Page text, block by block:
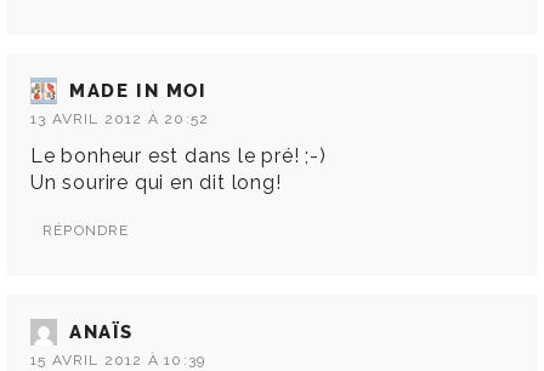
MADE IN MOI
13 AVRIL 2012 À 20:52
Le bonheur est dans le pré! ;-)
Un sourire qui en dit long!
RÉPONDRE
ANAÏS
15 AVRIL 2012 À 10:39